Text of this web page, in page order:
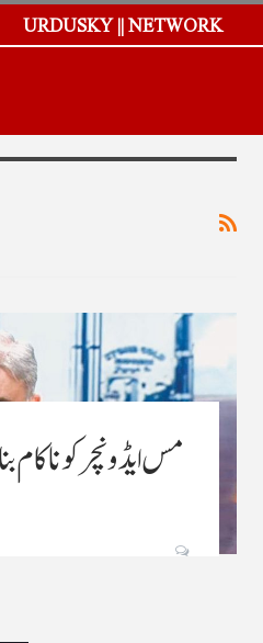
URDUSKY || NETWORK
مس ایڈونچر کو